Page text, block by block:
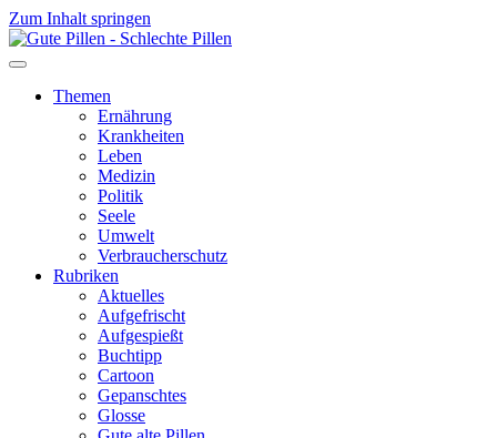
Zum Inhalt springen
Themen
Ernährung
Krankheiten
Leben
Medizin
Politik
Seele
Umwelt
Verbraucherschutz
Rubriken
Aktuelles
Aufgefrischt
Aufgespießt
Buchtipp
Cartoon
Gepanschtes
Glosse